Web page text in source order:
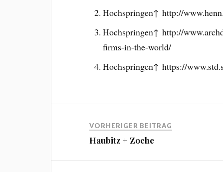
Hochspringen↑ http://
Hochspringen↑ http://
firms-in-the-world/
Hochspringen↑ https://
VORHERIGER BEITRAG
Haubitz + Zoche